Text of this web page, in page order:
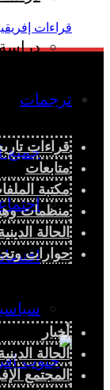
ترجمات
جميعقراءات
متابعات
مكتبة
منظمات
الحالة
حوارات
أخبار
الحالة
المجتمع